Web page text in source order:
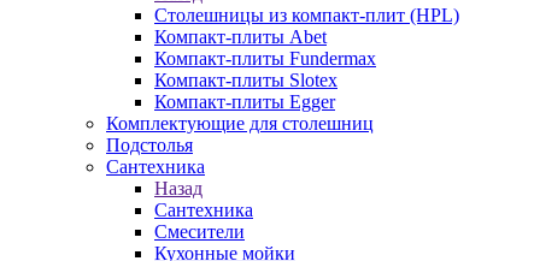
Столешницы из компакт-плит (HPL)
Компакт-плиты Abet
Компакт-плиты Fundermax
Компакт-плиты Slotex
Компакт-плиты Egger
Комплектующие для столешниц
Подстолья
Сантехника
Назад
Сантехника
Смесители
Кухонные мойки